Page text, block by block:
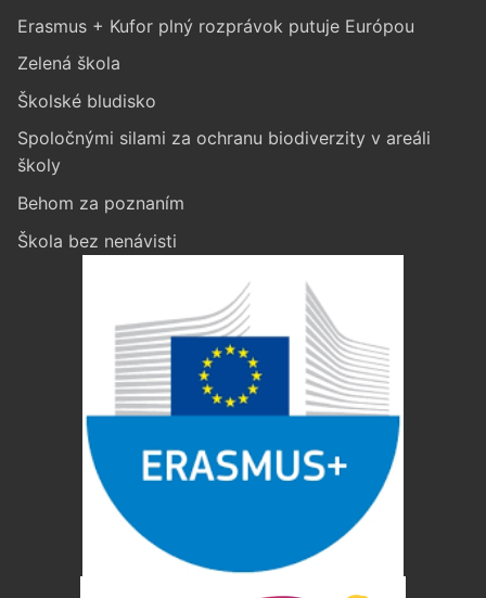
Erasmus + Kufor plný rozprávok putuje Európou
Zelená škola
Školské bludisko
Spoločnými silami za ochranu biodiverzity v areáli
školy
Behom za poznaním
Škola bez nenávisti